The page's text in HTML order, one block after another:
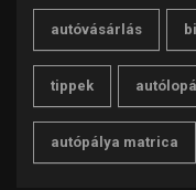
autóvásárlás
tippek
autópálya matrica